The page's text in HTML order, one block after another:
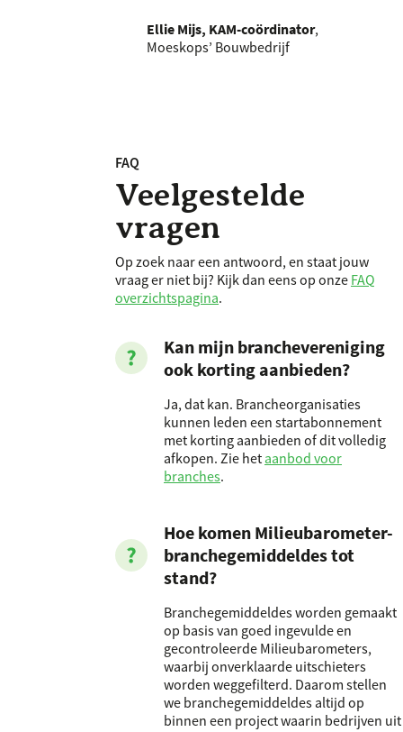
Ellie Mijs, KAM-coördinator,
Moeskops’ Bouwbedrijf
FAQ
Veelgestelde
vragen
Op zoek naar een antwoord, en staat jouw
vraag er niet bij? Kijk dan eens op onze FAQ
overzichtspagina.
Kan mijn branchevereniging
ook korting aanbieden?
Ja, dat kan. Brancheorganisaties
kunnen leden een startabonnement
met korting aanbieden of dit volledig
afkopen. Zie het aanbod voor
branches.
Hoe komen Milieubarometer-
branchegemiddeldes tot
stand?
Branchegemiddeldes worden gemaakt
op basis van goed ingevulde en
gecontroleerde Milieubarometers,
waarbij onverklaarde uitschieters
worden weggefilterd. Daarom stellen
we branchegemiddeldes altijd op
binnen een project waarin bedrijven uit